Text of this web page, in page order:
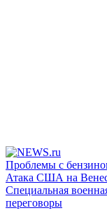
Проблемы с
Атака США на
Специальная
переговоры